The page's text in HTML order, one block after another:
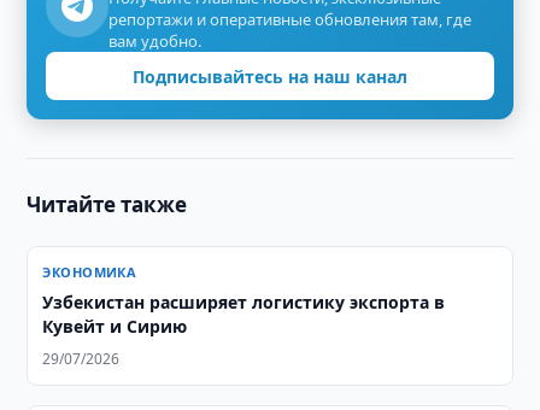
репортажи и оперативные обновления там, где
вам удобно.
Подписывайтесь на наш канал
Читайте также
ЭКОНОМИКА
Узбекистан расширяет логистику экспорта в
Кувейт и Сирию
29/07/2026